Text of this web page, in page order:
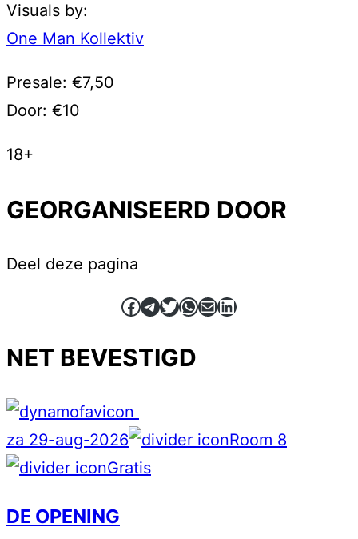
Visuals by:
One Man Kollektiv
Presale: €7,50
Door: €10
18+
GEORGANISEERD DOOR
Deel deze pagina
Facebook
Telegram
Twitter
WhatsApp
E-mailLinkedIn
NET BEVESTIGD
za 29-aug-2026
Room 8
Gratis
DE OPENING